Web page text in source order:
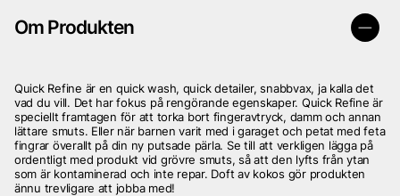
Om Produkten
Quick Refine är en quick wash, quick detailer, snabbvax, ja kalla det
vad du vill. Det har fokus på rengörande egenskaper. Quick Refine är
speciellt framtagen för att torka bort fingeravtryck, damm och annan
lättare smuts. Eller när barnen varit med i garaget och petat med feta
fingrar överallt på din ny putsade pärla. Se till att verkligen lägga på
ordentligt med produkt vid grövre smuts, så att den lyfts från ytan
som är kontaminerad och inte repar. Doft av kokos gör produkten
ännu trevligare att jobba med!